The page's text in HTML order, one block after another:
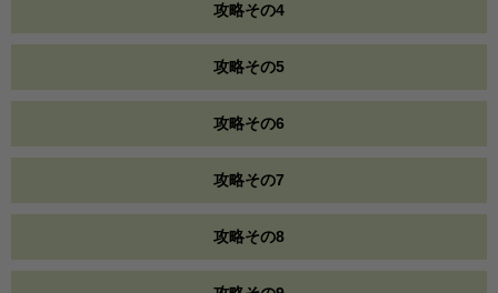
攻略その4
攻略その5
攻略その6
攻略その7
攻略その8